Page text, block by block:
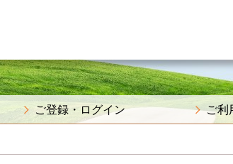
ご登録・ログイン ご利